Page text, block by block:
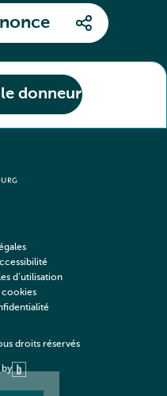
donneur
droits réservés
d’utilisation
cookies